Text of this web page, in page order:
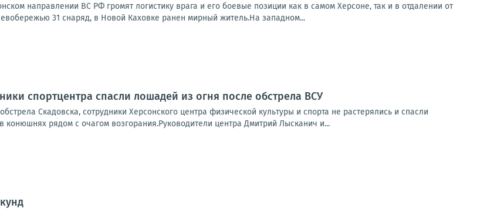
направлении ВС РФ громят логистику врага и его боевые позиции как в самом Херсоне, так и в отдалении от
31 снаряд, в Новой Каховке ранен мирный житель.На западном...
спортцентра спасли лошадей из огня после обстрела ВСУ
Скадовска, сотрудники Херсонского центра физической культуры и спорта не растерялись и спасли
рядом с очагом возгорания.Руководители центра Дмитрий Лысканич и...